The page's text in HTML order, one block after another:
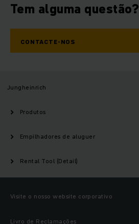
Tem alguma questão?
CONTACTE-NOS
Jungheinrich
Produtos
Empilhadores de aluguer
Rental Tool (Detail)
Visite o nosso website corporativo
Livro de Reclamações